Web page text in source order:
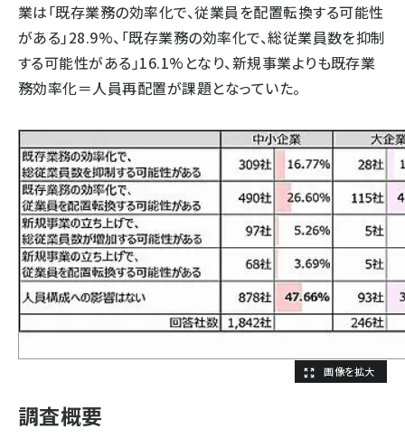
業は「既存業務の効率化で、従業員を配置転換する可能性
がある」28.9%、「既存業務の効率化で、総従業員数を抑制
する可能性がある」16.1%となり、新規事業よりも既存業
務効率化＝人員再配置が課題となっていた。
調査概要